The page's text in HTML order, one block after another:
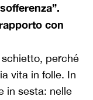
con
perché
vita in folle. In
in sesta: nelle